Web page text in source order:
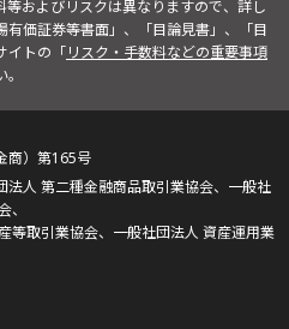
およびリスクは異なりますので、詳し
有価証券等書面」、「目論見書」、「目
イトの「リスク・手数料などの重要事項
商）第165号
法人 第二種金融商品取引業協会、一般社
等取引業協会、一般社団法人 資産運用業